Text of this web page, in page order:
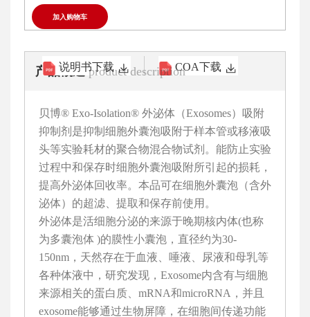
加入购物车
说明书下载 COA下载
产品概述 product description
贝博® Exo-Isolation® 外泌体（Exosomes）吸附
抑制剂是抑制细胞外囊泡吸附于样本管或移液吸
头等实验耗材的聚合物混合物试剂。能防止实验
过程中和保存时细胞外囊泡吸附所引起的损耗，
提高外泌体回收率。本品可在细胞外囊泡（含外
泌体）的超滤、提取和保存前使用。
外泌体是活细胞分泌的来源于晚期核内体(也称
为多囊泡体 )的膜性小囊泡，直径约为30-
150nm，天然存在于血液、唾液、尿液和母乳等
各种体液中，研究发现，Exosome内含有与细胞
来源相关的蛋白质、mRNA和microRNA，并且
exosome能够通过生物屏障，在细胞间传递功能